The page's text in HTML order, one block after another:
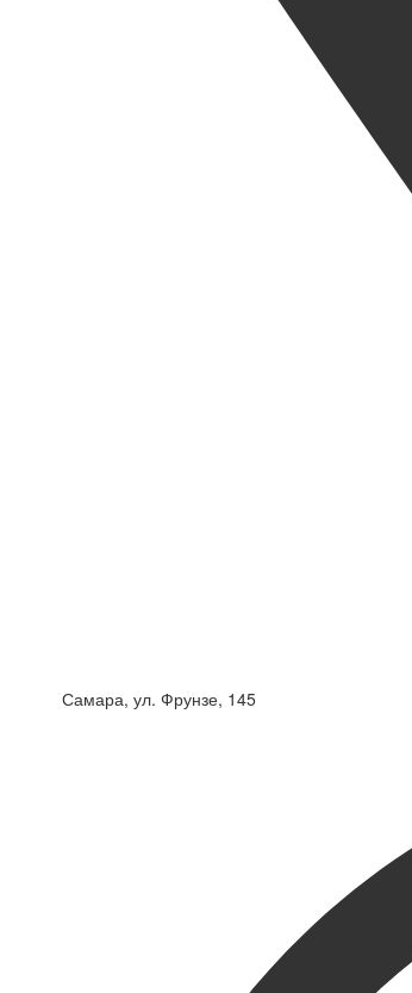
Самара, ул. Фрунзе, 145